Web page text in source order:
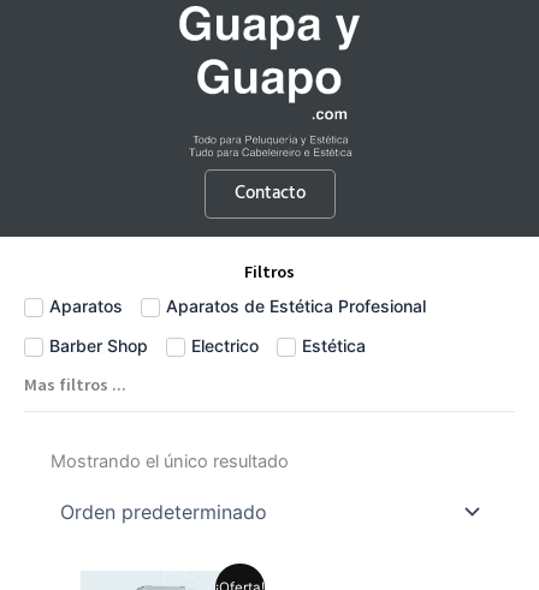
Contacto
Filtros
Aparatos
Aparatos de Estética Profesional
Barber Shop
Electrico Estética
Mas filtros ...
Mostrando el único resultado
El
El